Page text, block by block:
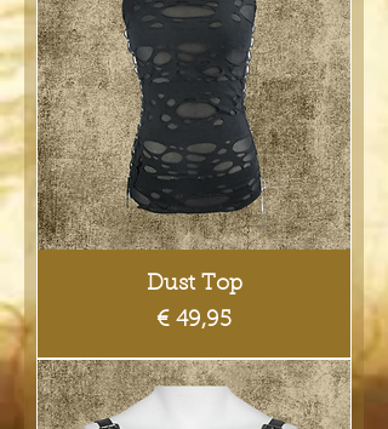
Dust Top
Prijs
€ 49,95